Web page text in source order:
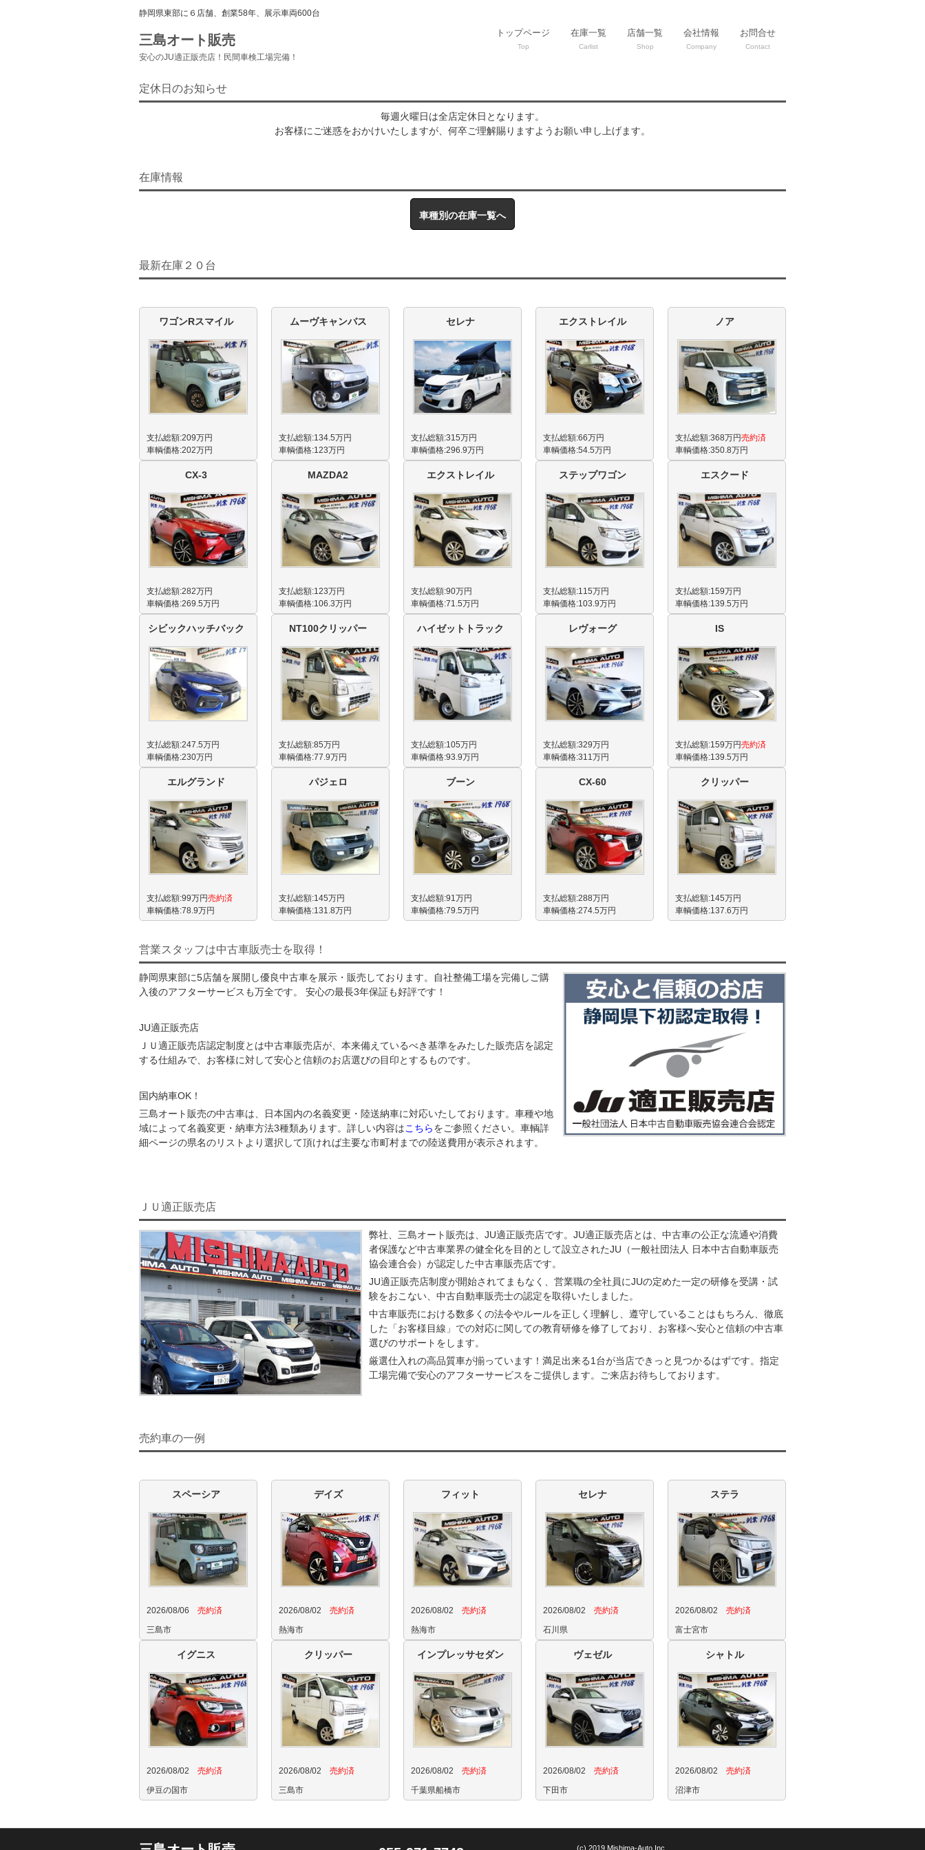
静岡県東部に６店舗、創業58年、展示車両600台
三島オート販売
安心のJU適正販売店！民間車検工場完備！
トップページ
Top
在庫一覧
Carlist
店舗一覧
Shop
会社情報
Company
お問合せ
Contact
定休日のお知らせ
毎週火曜日は全店定休日となります。
お客様にご迷惑をおかけいたしますが、何卒ご理解賜りますようお願い申し上げます。
在庫情報
車種別の在庫一覧へ
最新在庫２０台
ワゴンRスマイル
支払総額:209万円
車輌価格:202万円
ムーヴキャンバス
支払総額:134.5万円
車輌価格:123万円
セレナ
支払総額:315万円
車輌価格:296.9万円
エクストレイル
支払総額:66万円
車輌価格:54.5万円
ノア
支払総額:368万円売約済
車輌価格:350.8万円
CX-3
支払総額:282万円
車輌価格:269.5万円
MAZDA2
支払総額:123万円
車輌価格:106.3万円
エクストレイル
支払総額:90万円
車輌価格:71.5万円
ステップワゴン
支払総額:115万円
車輌価格:103.9万円
エスクード
支払総額:159万円
車輌価格:139.5万円
シビックハッチバック
支払総額:247.5万円
車輌価格:230万円
NT100クリッパー
支払総額:85万円
車輌価格:77.9万円
ハイゼットトラック
支払総額:105万円
車輌価格:93.9万円
レヴォーグ
支払総額:329万円
車輌価格:311万円
IS
支払総額:159万円売約済
車輌価格:139.5万円
エルグランド
支払総額:99万円売約済
車輌価格:78.9万円
パジェロ
支払総額:145万円
車輌価格:131.8万円
ブーン
支払総額:91万円
車輌価格:79.5万円
CX-60
支払総額:288万円
車輌価格:274.5万円
クリッパー
支払総額:145万円
車輌価格:137.6万円
営業スタッフは中古車販売士を取得！
静岡県東部に5店舗を展開し優良中古車を展示・販売しております。自社整備工場を完備しご購
入後のアフターサービスも万全です。 安心の最長3年保証も好評です！
JU適正販売店
ＪＵ適正販売店認定制度とは中古車販売店が、本来備えているべき基準をみたした販売店を認定
する仕組みで、お客様に対して安心と信頼のお店選びの目印とするものです。
国内納車OK！
三島オート販売の中古車は、日本国内の名義変更・陸送納車に対応いたしております。車種や地
域によって名義変更・納車方法3種類あります。詳しい内容はこちらをご参照ください。車輌詳
細ページの県名のリストより選択して頂ければ主要な市町村までの陸送費用が表示されます。
ＪＵ適正販売店
弊社、三島オート販売は、JU適正販売店です。JU適正販売店とは、中古車の公正な流通や消費
者保護など中古車業界の健全化を目的として設立されたJU（一般社団法人 日本中古自動車販売
協会連合会）が認定した中古車販売店です。
JU適正販売店制度が開始されてまもなく、営業職の全社員にJUの定めた一定の研修を受講・試
験をおこない、中古自動車販売士の認定を取得いたしました。
中古車販売における数多くの法令やルールを正しく理解し、遵守していることはもちろん、徹底
した「お客様目線」での対応に関しての教育研修を修了しており、お客様へ安心と信頼の中古車
選びのサポートをします。
厳選仕入れの高品質車が揃っています！満足出来る1台が当店できっと見つかるはずです。指定
工場完備で安心のアフターサービスをご提供します。ご来店お待ちしております。
売約車の一例
スペーシア
2026/08/06 売約済
三島市
デイズ
2026/08/02 売約済
熱海市
フィット
2026/08/02 売約済
熱海市
セレナ
2026/08/02 売約済
石川県
ステラ
2026/08/02 売約済
富士宮市
イグニス
2026/08/02 売約済
伊豆の国市
クリッパー
2026/08/02 売約済
三島市
インプレッサセダン
2026/08/02 売約済
千葉県船橋市
ヴェゼル
2026/08/02 売約済
下田市
シャトル
2026/08/02 売約済
沼津市
(c) 2019 Mishima-Auto Inc.